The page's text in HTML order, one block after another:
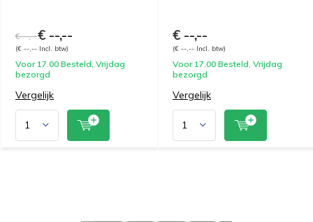
€ --,--€ --,--
(€ --,-- Incl. btw)
Voor 17.00 Besteld, Vrijdag
bezorgd
Vergelijk
€ --,--
(€ --,-- Incl. btw)
Voor 17.00 Besteld, Vrijdag
bezorgd
Vergelijk